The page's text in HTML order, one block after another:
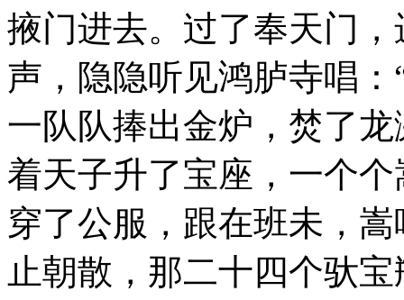
掖门进去。过了奉天门
声，隐隐听见鸿胪寺唱
一队队捧出金炉，焚了
着天子升了宝座，一个
穿了公服，跟在班未，
止朝散，那二十四个驮